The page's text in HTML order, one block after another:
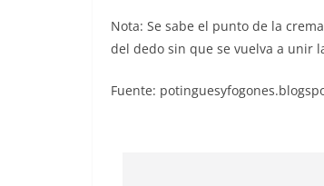
Nota: Se sabe el punto de la
del dedo sin que se vuelva a unir
Fuente: